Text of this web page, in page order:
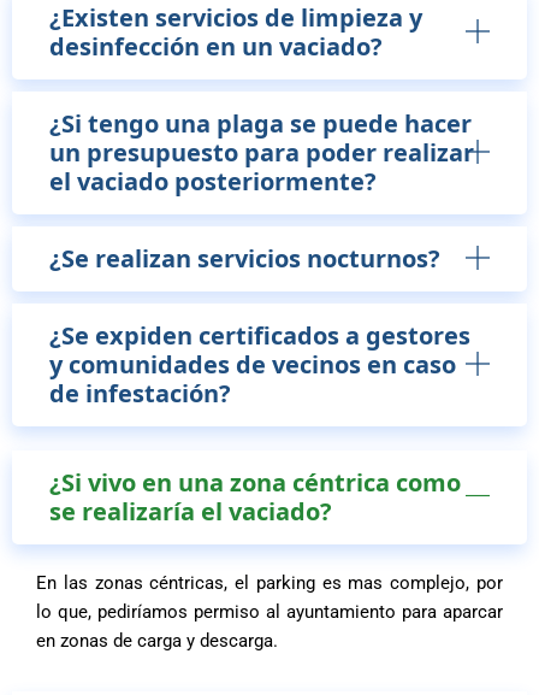
¿Existen servicios de limpieza y
desinfección en un vaciado?
¿Si tengo una plaga se puede hacer
un presupuesto para poder realizar
el vaciado posteriormente?
¿Se realizan servicios nocturnos?
¿Se expiden certificados a gestores
y comunidades de vecinos en caso
de infestación?
¿Si vivo en una zona céntrica como
se realizaría el vaciado?
En las zonas céntricas, el parking es mas complejo, por
lo que, pediríamos permiso al ayuntamiento para aparcar
en zonas de carga y descarga.